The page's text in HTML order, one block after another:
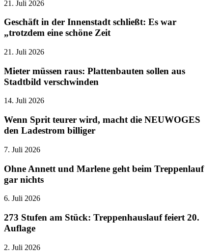
21. Juli 2026
Geschäft in der Innenstadt schließt: Es war
„trotzdem eine schöne Zeit
21. Juli 2026
Mieter müssen raus: Plattenbauten sollen aus
Stadtbild verschwinden
14. Juli 2026
Wenn Sprit teurer wird, macht die NEUWOGES
den Ladestrom billiger
7. Juli 2026
Ohne Annett und Marlene geht beim Treppenlauf
gar nichts
6. Juli 2026
273 Stufen am Stück: Treppenhauslauf feiert 20.
Auflage
2. Juli 2026